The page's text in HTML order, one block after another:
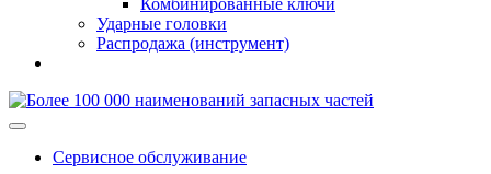
Комбинированные ключи
Ударные головки
Распродажа (инструмент)
Сервисное обслуживание